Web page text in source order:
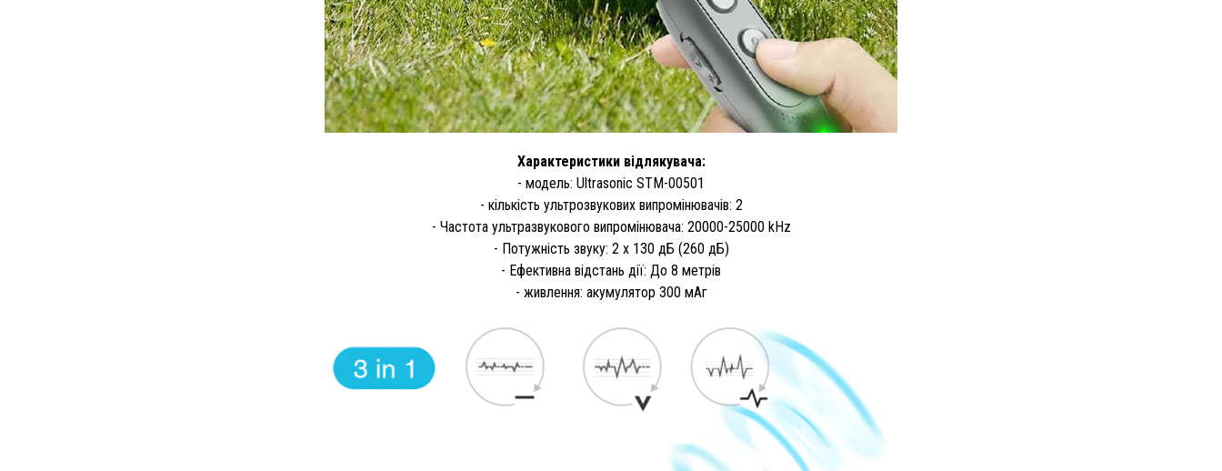
Характеристики відлякувача:
- модель: Ultrasonic STM-00501
- кількість ультрозвукових випромінювачів: 2
- Частота ультразвукового випромінювача: 20000-25000 kHz
- Потужність звуку: 2 х 130 дБ (260 дБ)
- Ефективна відстань дії: До 8 метрів
- живлення: акумулятор 300 мАг